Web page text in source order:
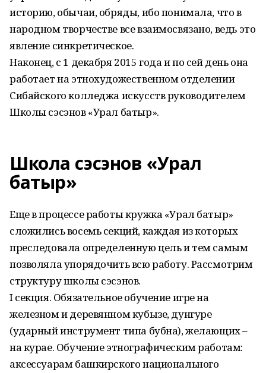
историю, обычаи, обряды, ибо понимала, что в
народном творчестве все взаимосвязано, ведь это
явление синкретическое.
Наконец, с 1 декабря 2015 года и по сей день она
работает на этнохудожественном отделении
Сибайского колледжа искусств руководителем
Школы сэсэнов «Урал батыр».
Школа сэсэнов «Урал
батыр»
Еще в процессе работы кружка «Урал батыр»
сложились восемь секций, каждая из которых
преследовала определенную цель и тем самым
позволяла упорядочить всю работу. Рассмотрим
структуру школы сэсэнов.
I секция. Обязательное обучение игре на
железном и деревянном кубызе, дунгуре
(ударный инструмент типа бубна), желающих –
на курае. Обучение этнографическим работам:
аксессуарам башкирского национального